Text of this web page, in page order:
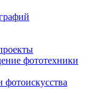
фототехники
фотоискусства